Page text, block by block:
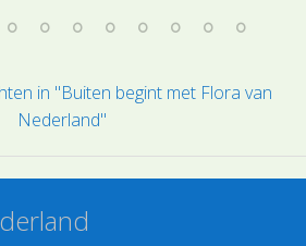
in "Buiten begint met Flora van
Nederland"